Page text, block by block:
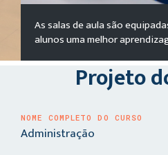
As salas de aula são
alunos uma melhor
Projeto
NOME COMPLETO DO CURSO
Administração